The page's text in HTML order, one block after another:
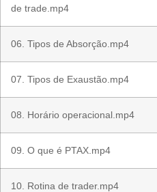
de trade.mp4
06. Tipos de Absorção.mp4
07. Tipos de Exaustão.mp4
08. Horário operacional.mp4
09. O que é PTAX.mp4
10. Rotina de trader.mp4